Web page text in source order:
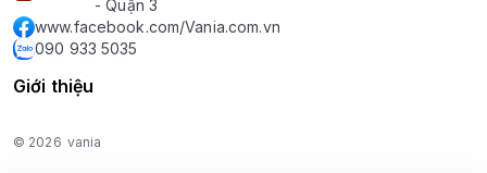
- Quận 3
www.facebook.com/Vania.com.vn
090 933 5035
Giới thiệu
© 2026 vania